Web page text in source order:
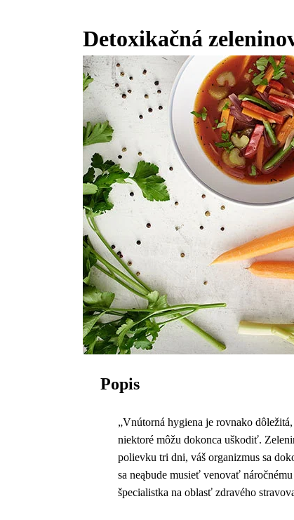
Detoxikačná
Popis
„Vnútorná hygiena je rovnako
niektoré môžu dokonca uškodiť.
polievku tri dni, váš organizmus sa
sa neąbude musieť venovať
špecialistka na oblasť zdravého